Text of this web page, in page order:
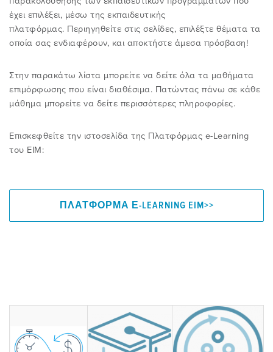
έχει επιλέξει, μέσω της εκπαιδευτικής
πλατφόρμας. Περιηγηθείτε στις σελίδες, επιλέξτε θέματα τα
οποία σας ενδιαφέρουν, και αποκτήστε άμεσα πρόσβαση!
Στην παρακάτω λίστα μπορείτε να δείτε όλα τα μαθήματα
επιμόρφωσης που είναι διαθέσιμα. Πατώντας πάνω σε κάθε
μάθημα μπορείτε να δείτε περισσότερες πληροφορίες.
Επισκεφθείτε την ιστοσελίδα της Πλατφόρμας e-Learning
του ΕΙΜ:
ΠΛΑΤΦΟΡΜΑ Ε-LEARNING EIM>>